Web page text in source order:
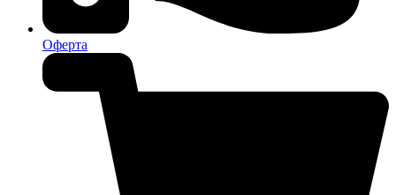
Оферта